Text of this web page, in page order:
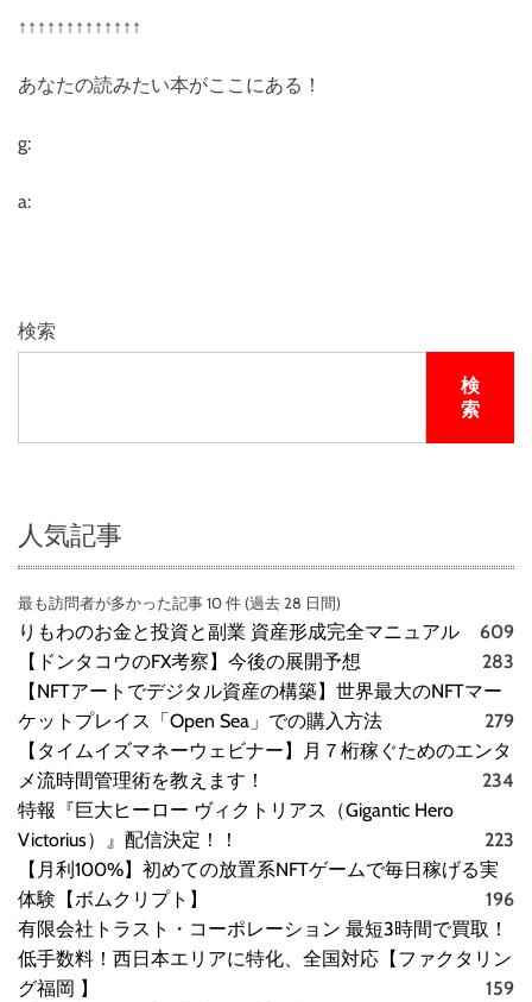
コ
コ
ミ
、
メ
リ
ッ
ト
デ
リ
ト
!
!
↑↑↑↑↑↑↑↑↑↑↑↑↑
あなたの読みたい本がここにある！
g:
a:
検索
検
索
人気記事
最も訪問者が多かった記事 10 件 (過去 28 日間)
りもわのお金と投資と副業 資産形成完全マニュアル
609
【ドンタコウのFX考察】今後の展開予想
283
【NFTアートでデジタル資産の構築】世界最大のNFTマー
ケットプレイス「Open Sea」での購入方法
279
【タイムイズマネーウェビナー】月７桁稼ぐためのエンタ
メ流時間管理術を教えます！
234
特報『巨大ヒーロー ヴィクトリアス（Gigantic Hero
Victorius）』配信決定！！
223
【月利100%】初めての放置系NFTゲームで毎日稼げる実
体験【ボムクリプト】
196
有限会社トラスト・コーポレーション 最短3時間で買取！
低手数料！西日本エリアに特化、全国対応【ファクタリン
グ福岡 】
159